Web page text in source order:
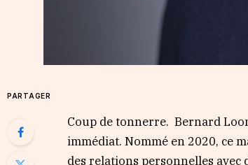
PARTAGER
Coup de tonnerre. Bernard
immédiat. Nommé en 2020, ce
des relations personnelles